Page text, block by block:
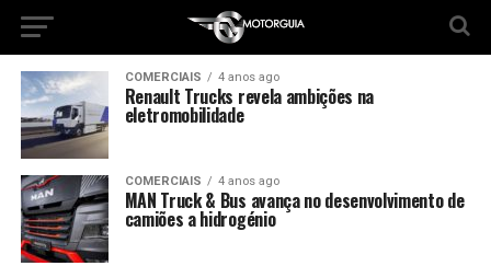
COMERCIAIS 4 anos ago
Renault Trucks revela ambições na
eletromobilidade
COMERCIAIS 4 anos ago
MAN Truck & Bus avança no desenvolvimento de
camiões a hidrogénio